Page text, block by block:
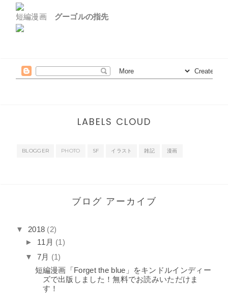
短編漫画 グーゴルの指先
LABELS CLOUD
BLOGGER PHOTO SF イラスト 雑記 漫画
ブログ アーカイブ
▼ 2018 (2)
► 11月 (1)
▼ 7月 (1)
短編漫画「Forget the blue」をキンドルインディー
ズで出版しました！無料でお読みいただけま
す！